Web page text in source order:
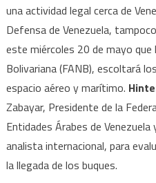
una actividad legal cerca de
Defensa de Venezuela,
este miércoles 20 de mayo que
Bolivariana (FANB), escoltará
espacio aéreo y marítimo.
Zabayar, Presidente de la
Entidades Árabes de
analista internacional, para
la llegada de los buques.